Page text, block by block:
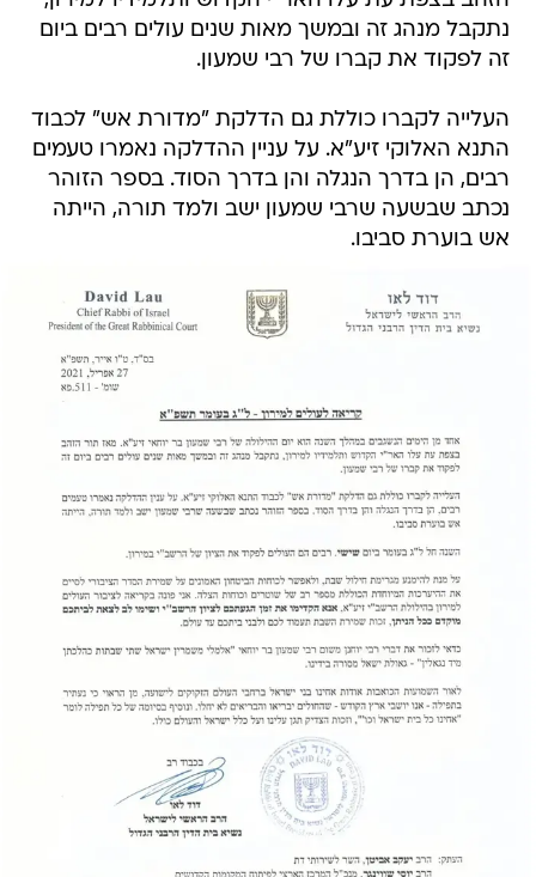
נתקבל מנהג זה ובמשך מאות שנים עולים רבים ביום
זה לפקוד את קברו של רבי שמעון.
העלייה לקברו כוללת גם הדלקת "מדורת אש" לכבוד
התנא האלוקי זיע"א. על עניין ההדלקה נאמרו טעמים
רבים, הן בדרך הנגלה והן בדרך הסוד. בספר הזוהר
נכתב שבשעה שרבי שמעון ישב ולמד תורה, הייתה
אש בוערת סביבו.